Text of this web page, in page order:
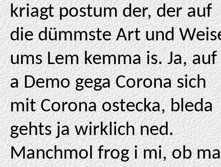
kriagt postum der, der auf
die dümmste Art und
ums Lem kemma is. Ja, auf
a Demo gega Corona sich
mit Corona ostecka, bleda
gehts ja wirklich ned.
Manchmol frog i mi, ob ma